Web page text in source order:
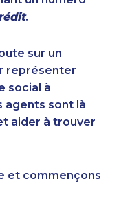
819-9104
8197
900-0348
482-9325
482-9266
.
sur un
représenter
social à
agents sont là
aider à trouver
et commençons